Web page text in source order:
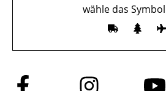
wähle das Symbol
Folge
Folge
Folge